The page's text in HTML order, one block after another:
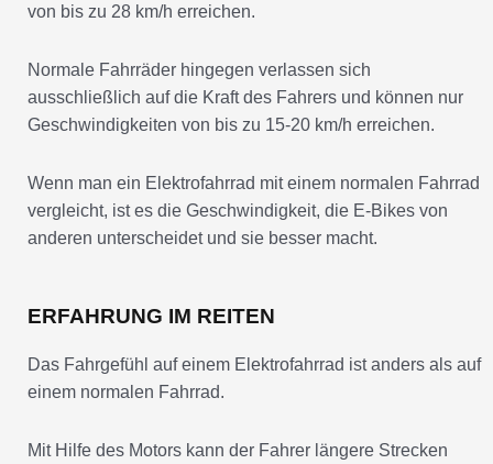
von bis zu 28 km/h erreichen.
Normale Fahrräder hingegen verlassen sich
ausschließlich auf die Kraft des Fahrers und können nur
Geschwindigkeiten von bis zu 15-20 km/h erreichen.
Wenn man ein Elektrofahrrad mit einem normalen Fahrrad
vergleicht, ist es die Geschwindigkeit, die E-Bikes von
anderen unterscheidet und sie besser macht.
ERFAHRUNG IM REITEN
Das Fahrgefühl auf einem Elektrofahrrad ist anders als auf
einem normalen Fahrrad.
Mit Hilfe des Motors kann der Fahrer längere Strecken